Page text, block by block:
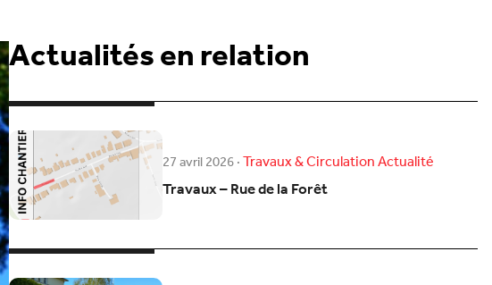
Actualités en relation
27 avril 2026·Travaux & CirculationActualité
Travaux – Rue de la Forêt